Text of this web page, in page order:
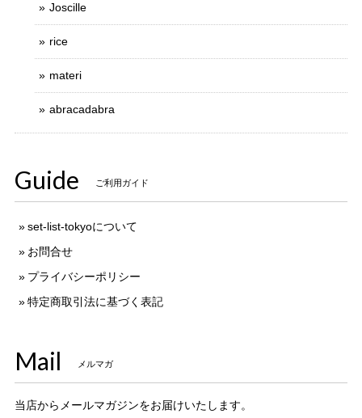
Joscille
rice
materi
abracadabra
Guide ご利用ガイド
set-list-tokyoについて
お問合せ
プライバシーポリシー
特定商取引法に基づく表記
Mail メルマガ
当店からメールマガジンをお届けいたします。